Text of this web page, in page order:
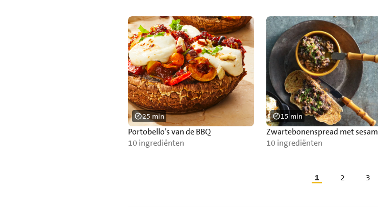
Portobello’s van de BBQ
10 ingrediënten
25 min
Zwartebonenspread met sesam
10 ingrediënten
15 min
1 2 3